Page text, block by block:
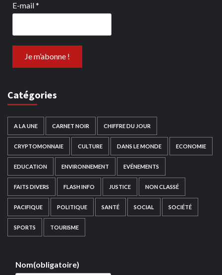
E-mail*
Catégories
A LA UNE CARNET NOIR CHIFFRE DU JOUR
CRYPTOMONNAIE CULTURE DANS LE MONDE ECONOMIE
EDUCATION ENVIRONNEMENT EVÉNEMENTS
FAITS DIVERS FLASH INFO JUSTICE NON CLASSÉ
PACIFIQUE POLITIQUE SANTÉ SOCIAL SOCIÉTÉ
SPORTS TOURISME
Nom(obligatoire)